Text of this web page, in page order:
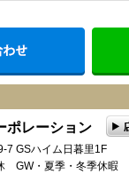
メール
ポレーション
7 GSハイム日暮里1F
GW・夏季・冬季休暇